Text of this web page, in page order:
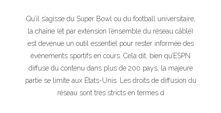
Qu’il s’agisse du Super Bowl ou du football universitaire,
la chaîne (et par extension l’ensemble du réseau câblé)
est devenue un outil essentiel pour rester informée des
événements sportifs en cours. Cela dit, bien qu’ESPN
diffuse du contenu dans plus de 200 pays, la majeure
partie se limite aux États-Unis. Les droits de diffusion du
réseau sont très stricts en termes d